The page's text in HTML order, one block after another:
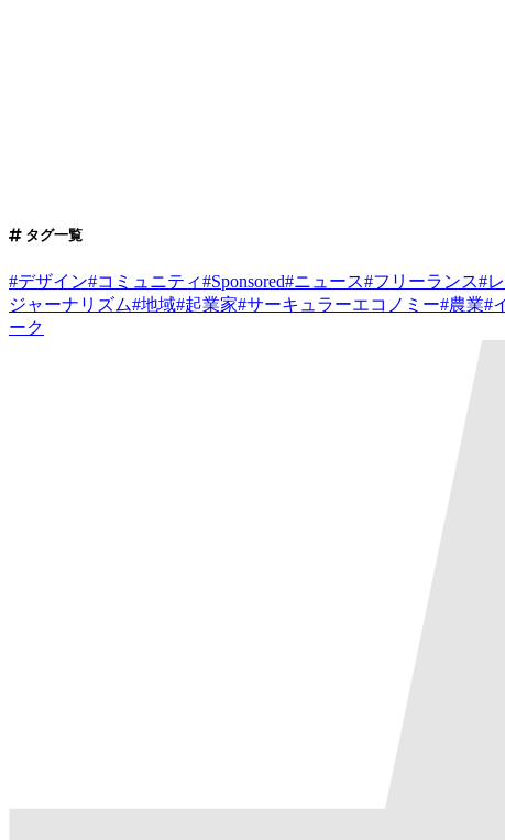
タグ一覧
#デザイン#コミュニティ#Sponsored#ニュース#フリーランス#
ジャーナリズム#地域#起業家#サーキュラーエコノミー#農業#
ーク